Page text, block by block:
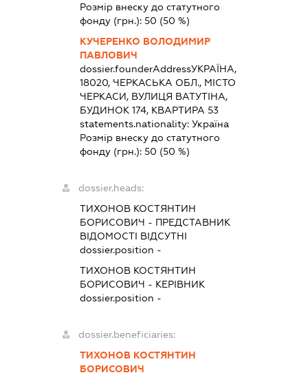
Розмір внеску до статутного
фонду (грн.): 50 (50 %)
КУЧЕРЕНКО ВОЛОДИМИР
ПАВЛОВИЧ
dossier.founderAddressУКРАЇНА,
18020, ЧЕРКАСЬКА ОБЛ., МІСТО
ЧЕРКАСИ, ВУЛИЦЯ ВАТУТІНА,
БУДИНОК 174, КВАРТИРА 53
statements.nationality: Україна
Розмір внеску до статутного
фонду (грн.): 50 (50 %)
dossier.heads:
ТИХОНОВ КОСТЯНТИН
БОРИСОВИЧ - ПРЕДСТАВНИК
ВІДОМОСТІ ВІДСУТНІ
dossier.position -
ТИХОНОВ КОСТЯНТИН
БОРИСОВИЧ - КЕРІВНИК
dossier.position -
dossier.beneficiaries:
ТИХОНОВ КОСТЯНТИН
БОРИСОВИЧ